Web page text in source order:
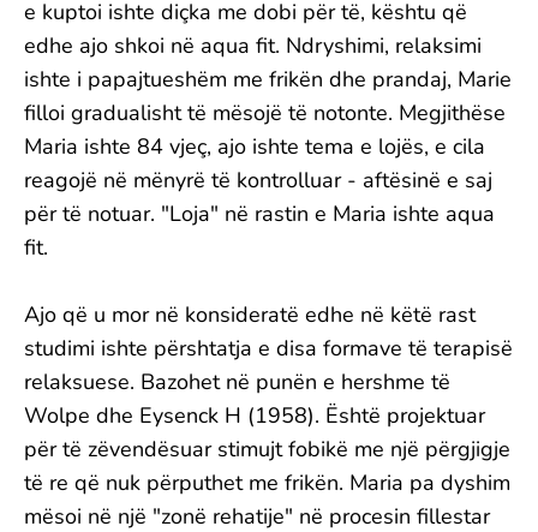
e kuptoi ishte diçka me dobi për të, kështu që
edhe ajo shkoi në aqua fit. Ndryshimi, relaksimi
ishte i papajtueshëm me frikën dhe prandaj, Marie
filloi gradualisht të mësojë të notonte. Megjithëse
Maria ishte 84 vjeç, ajo ishte tema e lojës, e cila
reagojë në mënyrë të kontrolluar - aftësinë e saj
për të notuar. "Loja" në rastin e Maria ishte aqua
fit.
Ajo që u mor në konsideratë edhe në këtë rast
studimi ishte përshtatja e disa formave të terapisë
relaksuese. Bazohet në punën e hershme të
Wolpe dhe Eysenck H (1958). Është projektuar
për të zëvendësuar stimujt fobikë me një përgjigje
të re që nuk përputhet me frikën. Maria pa dyshim
mësoi në një "zonë rehatije" në procesin fillestar